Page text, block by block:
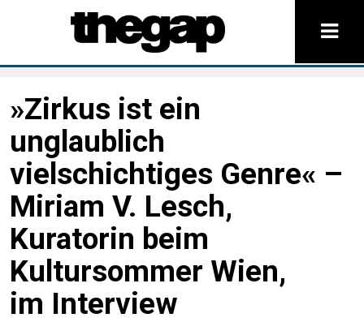
»Zirkus ist ein
unglaublich
vielschichtiges Genre« –
Miriam V. Lesch,
Kuratorin beim
Kultursommer Wien,
im Interview